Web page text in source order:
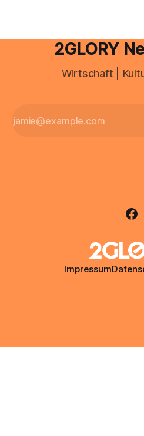
2GLORY
Wirtschaft |
Impressum